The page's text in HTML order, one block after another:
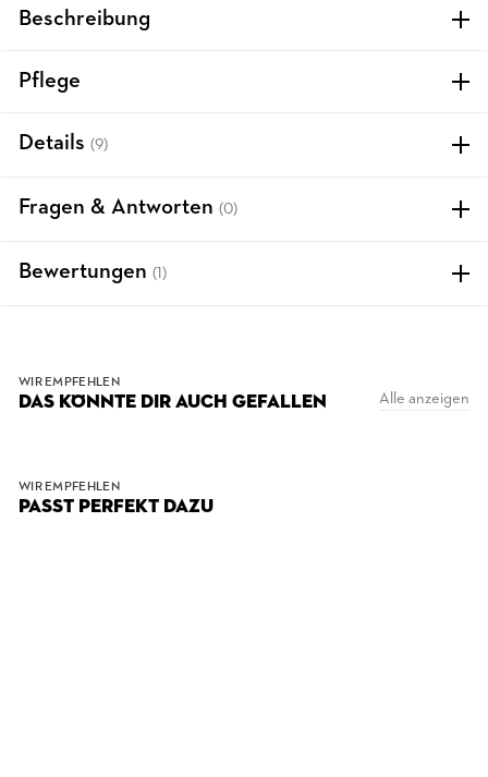
Beschreibung
Pflege
Details (9)
Fragen & Antworten (0)
Bewertungen (1)
WIR EMPFEHLEN
DAS KÖNNTE DIR AUCH GEFALLEN Alle anzeigen
WIR EMPFEHLEN
PASST PERFEKT DAZU